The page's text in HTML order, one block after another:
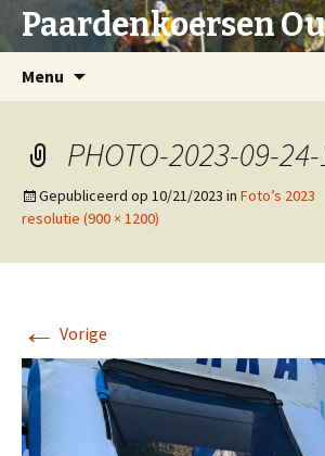
Paardenkoersen
Menu
PHOTO-2023-09-
Gepubliceerd op 10/21/2023 in Foto’s 2023
resolutie (900 × 1200)
← Vorige